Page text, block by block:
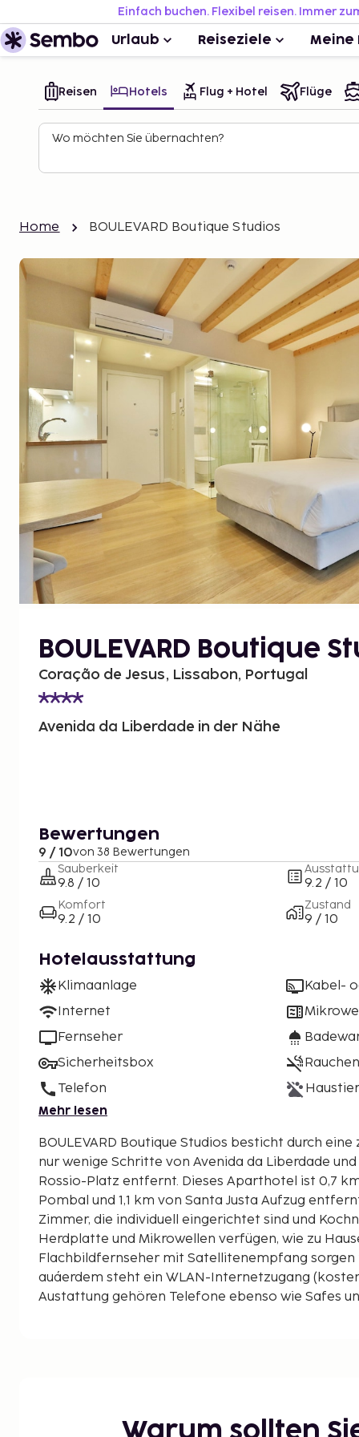
Einfach buchen. Flexibel reisen. Immer
Urlaub Reiseziele Meine
Reisen Hotels Flug + Hotel Flüge
Wo möchten Sie übernachten?
Home BOULEVARD Boutique Studios
BOULEVARD Boutique
Coração de Jesus, Lissabon, Portugal
Avenida da Liberdade in der Nähe
Bewertungen
9 / 10von 38 Bewertungen
Sauberkeit
9.8 / 10
Komfort
9.2 / 10
9.2 / 10
Zustand
9 / 10
Hotelausstattung
Klimaanlage
Internet
Fernseher
Sicherheitsbox
Telefon
Kabel-
Mehr lesen
BOULEVARD Boutique Studios besticht durch eine zentrale Lage in Lissabon,
nur wenige Schritte von Avenida da Liberdade und
Rossio-Platz entfernt. Dieses Aparthotel ist 0,7 km von Praça Marquês de
Pombal und 1,1 km von Santa Justa Aufzug
Zimmer, die individuell eingerichtet sind und
Herdplatte und Mikrowellen verfügen, wie zu
Flachbildfernseher mit Satellitenempfang sorgen
auáerdem steht ein WLAN-Internetzugang
Austattung gehören Telefone ebenso wie Safes
Praça do Príncipe Real – 0,6 km
Warum sollten